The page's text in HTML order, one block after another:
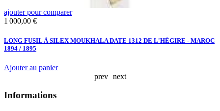
ajouter pour comparer
Prix
1 000,00 €
LONG FUSIL À SILEX MOUKHALA DATE 1312 DE L'HÉGIRE - MAROC
1894 / 1895
Ajouter au panier
prev
next
Informations